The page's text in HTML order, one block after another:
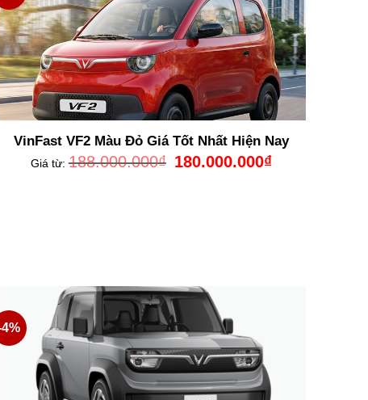
VinFast VF2 Màu Đỏ Giá Tốt Nhất Hiện Nay
Giá từ:188.000.000₫
Giá
gốc
180.000.000₫Giá
hiện